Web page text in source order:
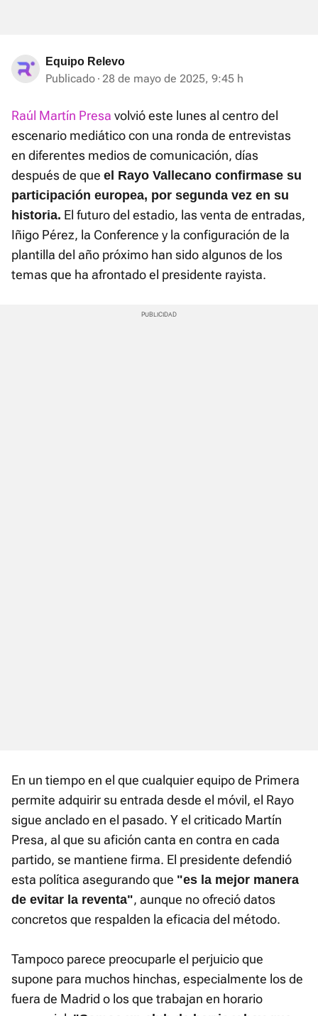
Equipo Relevo
Publicado 28 de mayo de 2025, 9:45 h
Raúl Martín Presa volvió este lunes al centro del
escenario mediático con una ronda de entrevistas
en diferentes medios de comunicación, días
después de que el Rayo Vallecano confirmase su
participación europea, por segunda vez en su
historia. El futuro del estadio, las venta de entradas,
Iñigo Pérez, la Conference y la configuración de la
plantilla del año próximo han sido algunos de los
temas que ha afrontado el presidente rayista.
En un tiempo en el que cualquier equipo de Primera
permite adquirir su entrada desde el móvil, el Rayo
sigue anclado en el pasado. Y el criticado Martín
Presa, al que su afición canta en contra en cada
partido, se mantiene firma. El presidente defendió
esta política asegurando que "es la mejor manera
de evitar la reventa", aunque no ofreció datos
concretos que respalden la eficacia del método.
Tampoco parece preocuparle el perjuicio que
supone para muchos hinchas, especialmente los de
fuera de Madrid o los que trabajan en horario